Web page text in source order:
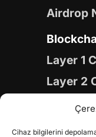
Cihaz bilgilerini
Airdrop
Layer 1
Layer 2
Yapay